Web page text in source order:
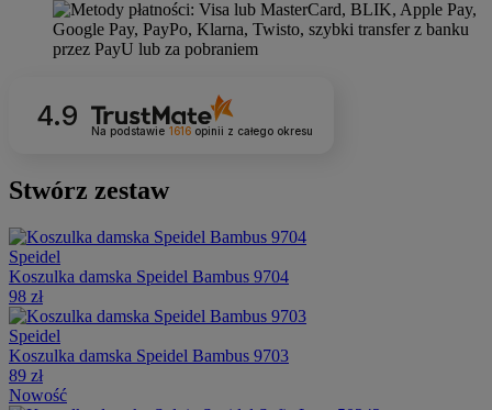
4.9
Na podstawie 1616opinii z całego okresu
Stwórz zestaw
Speidel
Koszulka damska Speidel Bambus 9704
98 zł
Speidel
Koszulka damska Speidel Bambus 9703
89 zł
Nowość